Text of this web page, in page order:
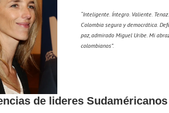
“Inteligente. Íntegro. Valiente.
Colombia segura y democrática.
paz, admirado Miguel Uribe. Mi
colombianos”.
de lideres Sudaméricanos